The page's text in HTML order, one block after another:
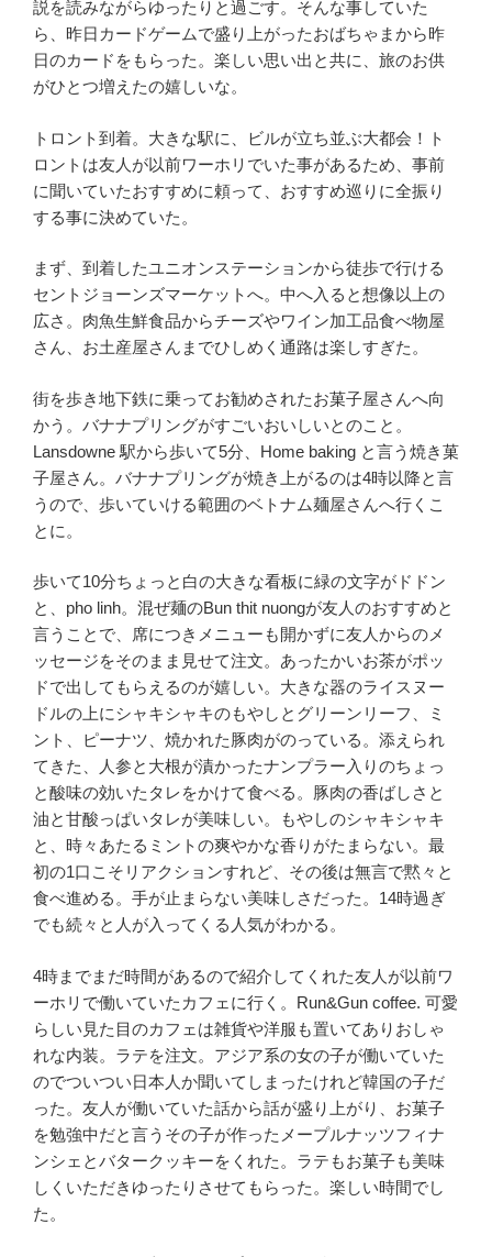
説を読みながらゆったりと過ごす。そんな事していた
ら、昨日カードゲームで盛り上がったおばちゃまから昨
日のカードをもらった。楽しい思い出と共に、旅のお供
がひとつ増えたの嬉しいな。
トロント到着。大きな駅に、ビルが立ち並ぶ大都会！ト
ロントは友人が以前ワーホリでいた事があるため、事前
に聞いていたおすすめに頼って、おすすめ巡りに全振り
する事に決めていた。
まず、到着したユニオンステーションから徒歩で行ける
セントジョーンズマーケットへ。中へ入ると想像以上の
広さ。肉魚生鮮食品からチーズやワイン加工品食べ物屋
さん、お土産屋さんまでひしめく通路は楽しすぎた。
街を歩き地下鉄に乗ってお勧めされたお菓子屋さんへ向
かう。バナナプリングがすごいおいしいとのこと。
Lansdowne 駅から歩いて5分、Home baking と言う焼き菓
子屋さん。バナナプリングが焼き上がるのは4時以降と言
うので、歩いていける範囲のベトナム麺屋さんへ行くこ
とに。
歩いて10分ちょっと白の大きな看板に緑の文字がドドン
と、pho linh。混ぜ麺のBun thit nuongが友人のおすすめと
言うことで、席につきメニューも開かずに友人からのメ
ッセージをそのまま見せて注文。あったかいお茶がポッ
ドで出してもらえるのが嬉しい。大きな器のライスヌー
ドルの上にシャキシャキのもやしとグリーンリーフ、ミ
ント、ピーナツ、焼かれた豚肉がのっている。添えられ
てきた、人参と大根が漬かったナンプラー入りのちょっ
と酸味の効いたタレをかけて食べる。豚肉の香ばしさと
油と甘酸っぱいタレが美味しい。もやしのシャキシャキ
と、時々あたるミントの爽やかな香りがたまらない。最
初の1口こそリアクションすれど、その後は無言で黙々と
食べ進める。手が止まらない美味しさだった。14時過ぎ
でも続々と人が入ってくる人気がわかる。
4時までまだ時間があるので紹介してくれた友人が以前ワ
ーホリで働いていたカフェに行く。Run&Gun coffee. 可愛
らしい見た目のカフェは雑貨や洋服も置いてありおしゃ
れな内装。ラテを注文。アジア系の女の子が働いていた
のでついつい日本人か聞いてしまったけれど韓国の子だ
った。友人が働いていた話から話が盛り上がり、お菓子
を勉強中だと言うその子が作ったメープルナッツフィナ
ンシェとバタークッキーをくれた。ラテもお菓子も美味
しくいただきゆったりさせてもらった。楽しい時間でし
た。